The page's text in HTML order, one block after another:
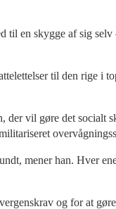
til en skygge af sig
til den rige i
der vil gøre det
mener han. Hver
og for at